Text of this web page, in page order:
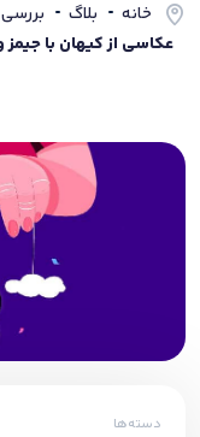
خانه بلاگ
عکاسی از کیهان با
دسته‌ها